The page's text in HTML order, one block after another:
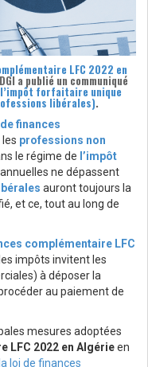
LFC 2022 en
DGI a publié un communiqué
l’impôt forfaitaire unique
libérales).
finances
les professions non
le régime de l’impôt
ne dépassent
auront toujours la
et ce, tout au long de
complémentaire LFC
impôts invitent les
à déposer la
au paiement de
mesures adoptées
LFC 2022 en Algérieen
loi de finances